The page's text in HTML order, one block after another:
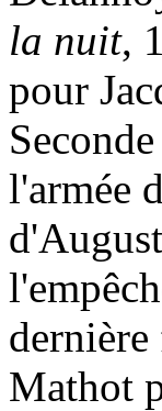
la nuit,
pour
l'armée
Mathot